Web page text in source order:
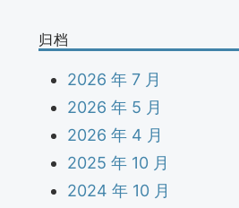
归档
2026 年 7 月
2026 年 5 月
2026 年 4 月
2025 年 10 月
2024 年 10 月